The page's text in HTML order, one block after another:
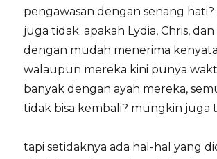
pengawasan dengan senang
juga tidak. apakah Lydia, Chris,
dengan mudah menerima
walaupun mereka kini punya
banyak dengan ayah mereka,
tidak bisa kembali? mungkin juga
tapi setidaknya ada hal-hal yang